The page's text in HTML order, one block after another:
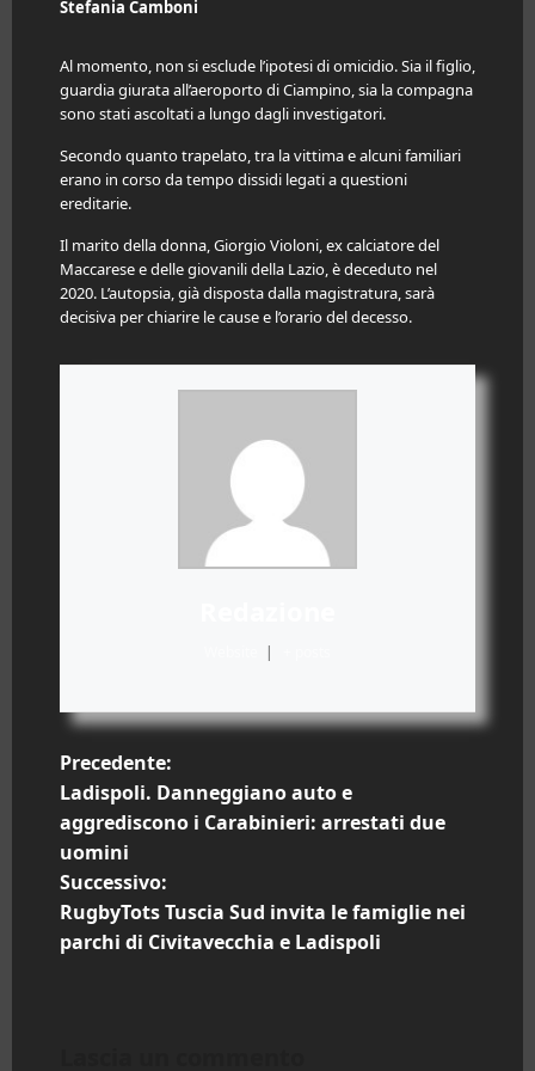
Stefania Camboni
Al momento, non si esclude l’ipotesi diomicidio. Sia il figlio,
guardia giurata all’aeroporto di Ciampino, sia la compagna
sono stati ascoltati a lungo dagli investigatori.
Secondo quanto trapelato, tra la vittima e alcuni familiari
erano in corso da tempo dissidi legati a questioni
ereditarie.
Il marito della donna, Giorgio Violoni, ex calciatore del
Maccarese e delle giovanili della Lazio, è deceduto nel
2020. L’autopsia, già disposta dalla magistratura, sarà
decisiva per chiarire le cause e l’orario del decesso.
|
N
a
v
i
Precedente:
Ladispoli. Danneggiano auto e
aggrediscono i Carabinieri: arrestati due
uomini
Successivo:
RugbyTots Tuscia Sud invita le famiglie nei
parchi di Civitavecchia e Ladispoli